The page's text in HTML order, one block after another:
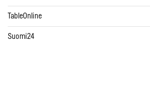
TableOnline
Suomi24